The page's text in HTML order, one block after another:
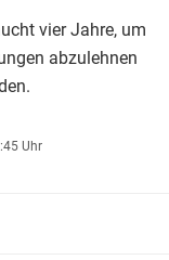
vier Jahre, um
abzulehnen
Uhr